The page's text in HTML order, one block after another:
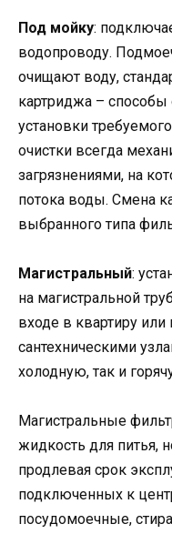
Под мойку:
водопроводу.
очищают воду,
картриджа – способы
установки
очистки всегда
загрязнениями, на
потока воды. Смена
выбранного типа
Магистральный:
на магистральной
входе в квартиру
сантехническими
холодную, так и
Магистральные
жидкость для питья,
продлевая срок
подключенных к
посудомоечные,